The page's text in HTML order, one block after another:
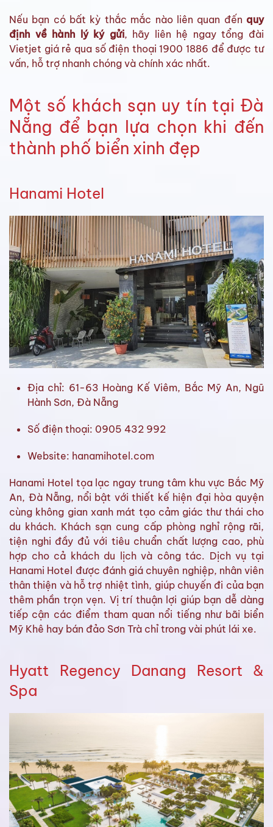
Nếu bạn có bất kỳ thắc mắc nào liên quan đến quy
định về hành lý ký gửi, hãy liên hệ ngay tổng đài
Vietjet giá rẻ qua số điện thoại 1900 1886 để được tư
vấn, hỗ trợ nhanh chóng và chính xác nhất.
Một số khách sạn uy tín tại Đà
Nẵng để bạn lựa chọn khi đến
thành phố biển xinh đẹp
Hanami Hotel
Địa chỉ: 61-63 Hoàng Kế Viêm, Bắc Mỹ An, Ngũ
Hành Sơn, Đà Nẵng
Số điện thoại: 0905 432 992
Website: hanamihotel.com
Hanami Hotel tọa lạc ngay trung tâm khu vực Bắc Mỹ
An, Đà Nẵng, nổi bật với thiết kế hiện đại hòa quyện
cùng không gian xanh mát tạo cảm giác thư thái cho
du khách. Khách sạn cung cấp phòng nghỉ rộng rãi,
tiện nghi đầy đủ với tiêu chuẩn chất lượng cao, phù
hợp cho cả khách du lịch và công tác. Dịch vụ tại
Hanami Hotel được đánh giá chuyên nghiệp, nhân viên
thân thiện và hỗ trợ nhiệt tình, giúp chuyến đi của bạn
thêm phần trọn vẹn. Vị trí thuận lợi giúp bạn dễ dàng
tiếp cận các điểm tham quan nổi tiếng như bãi biển
Mỹ Khê hay bán đảo Sơn Trà chỉ trong vài phút lái xe.
Hyatt Regency Danang Resort &
Spa